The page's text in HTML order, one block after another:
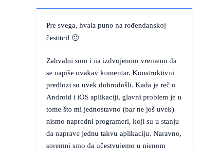
Pre svega, hvala puno na rođendanskoj
čestitci! 🙂
Zahvalni smo i na izdvojenom vremenu da
se napiše ovakav komentar. Konstruktivni
predlozi su uvek dobrodošli. Kada je reč o
Android i iOS aplikaciji, glavni problem je u
tome što mi jednostavno (bar ne još uvek)
nismo napredni programeri, koji su u stanju
da naprave jednu takvu aplikaciju. Naravno,
spremni smo da učestvujemo u njenom